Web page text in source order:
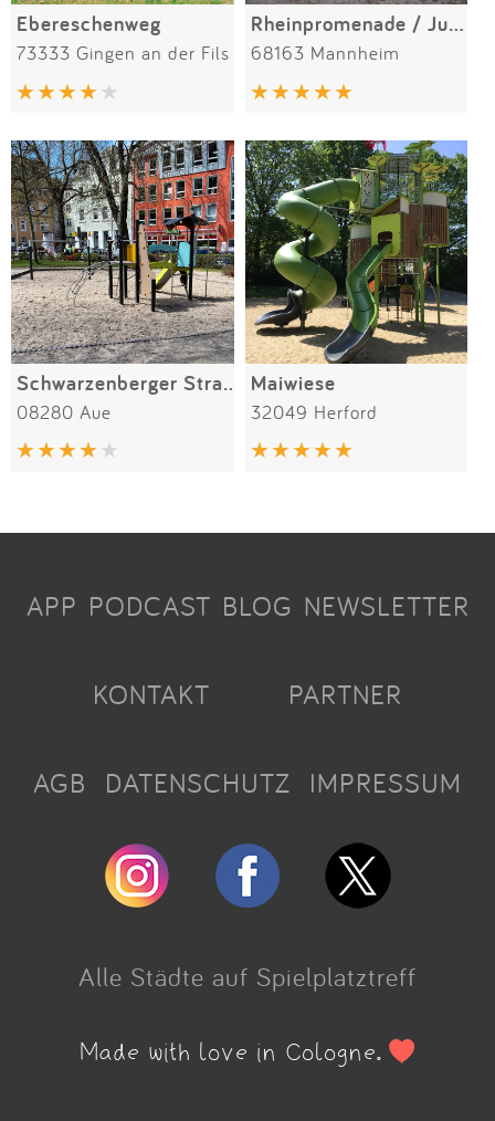
Ebereschenweg
73333 Gingen an der Fils
Rheinpromenade / Jugendherberge
68163 Mannheim
Schwarzenberger Straße
08280 Aue
Maiwiese
32049 Herford
APP PODCAST BLOG NEWSLETTER
KONTAKT PARTNER
AGB DATENSCHUTZ IMPRESSUM
Alle Städte auf Spielplatztreff
Made with love in Cologne.